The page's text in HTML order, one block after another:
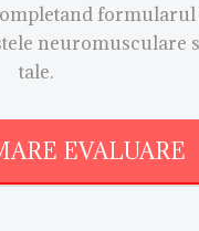
tale.
EVALUARE